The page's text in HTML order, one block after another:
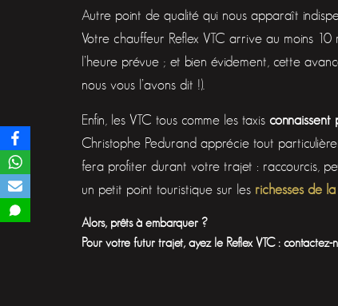
Autre point de qualité qui nous apparaît
Votre chauffeur Reflex VTC arrive au moins
l’heure prévue ; et bien évidement, cette
nous vous l’avons dit !).
Enfin, les VTC tous comme les taxis
Christophe Pedurand apprécie tout
fera profiter durant votre trajet : raccourcis,
un petit point touristique sur les richesses de
Alors, prêts à embarquer ?
Pour votre futur trajet, ayez le Reflex VTC : contactez-